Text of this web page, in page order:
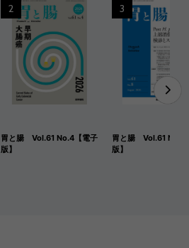
胃と腸 Vol.61 No.4【電子
版】
2
胃と腸 Vol.61 No.8
版】
3